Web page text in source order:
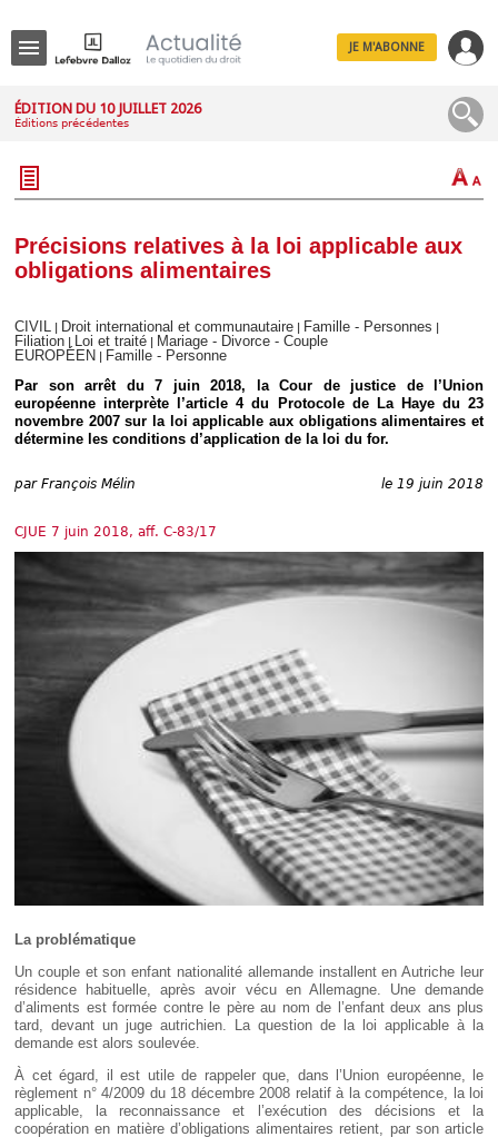
IT
JE M'ABONNE
ÉDITION DU 10 JUILLET 2026
Éditions précédentes
Précisions relatives à la loi applicable aux
obligations alimentaires
CIVIL Droit international et communautaire Famille - Personnes
Filiation Loi et traité
Mariage - Divorce - Couple
EUROPÉEN
Famille - Personne
Par son arrêt du 7 juin 2018, la Cour de justice de l’Union
européenne interprète l’article 4 du Protocole de La Haye du 23
novembre 2007 sur la loi applicable aux obligations alimentaires et
détermine les conditions d’application de la loi du for.
par François Mélin le 19 juin 2018
CJUE 7 juin 2018, aff. C-83/17
La problématique
Un couple et son enfant nationalité allemande installent en Autriche leur
résidence habituelle, après avoir vécu en Allemagne. Une demande
d’aliments est formée contre le père au nom de l’enfant deux ans plus
tard, devant un juge autrichien. La question de la loi applicable à la
demande est alors soulevée.
À cet égard, il est utile de rappeler que, dans l’Union européenne, le
règlement n° 4/2009 du 18 décembre 2008 relatif à la compétence, la loi
applicable, la reconnaissance et l’exécution des décisions et la
coopération en matière d’obligations alimentaires retient, par son article